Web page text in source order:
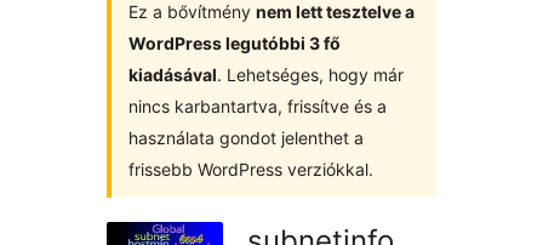
Ez a bővítmény nem lett tesztelve a
WordPress legutóbbi 3 fő
kiadásával. Lehetséges, hogy már
nincs karbantartva, frissítve és a
használata gondot jelenthet a
frissebb WordPress verziókkal.